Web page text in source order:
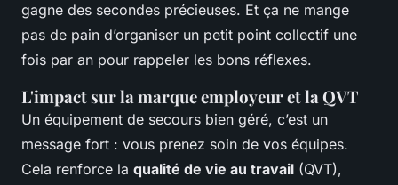
gagne des secondes précieuses. Et ça ne mange
pas de pain d’organiser un petit point collectif une
fois par an pour rappeler les bons réflexes.
L'impact sur la marque employeur et la QVT
Un équipement de secours bien géré, c’est un
message fort : vous prenez soin de vos équipes.
Cela renforce la qualité de vie au travail (QVT),